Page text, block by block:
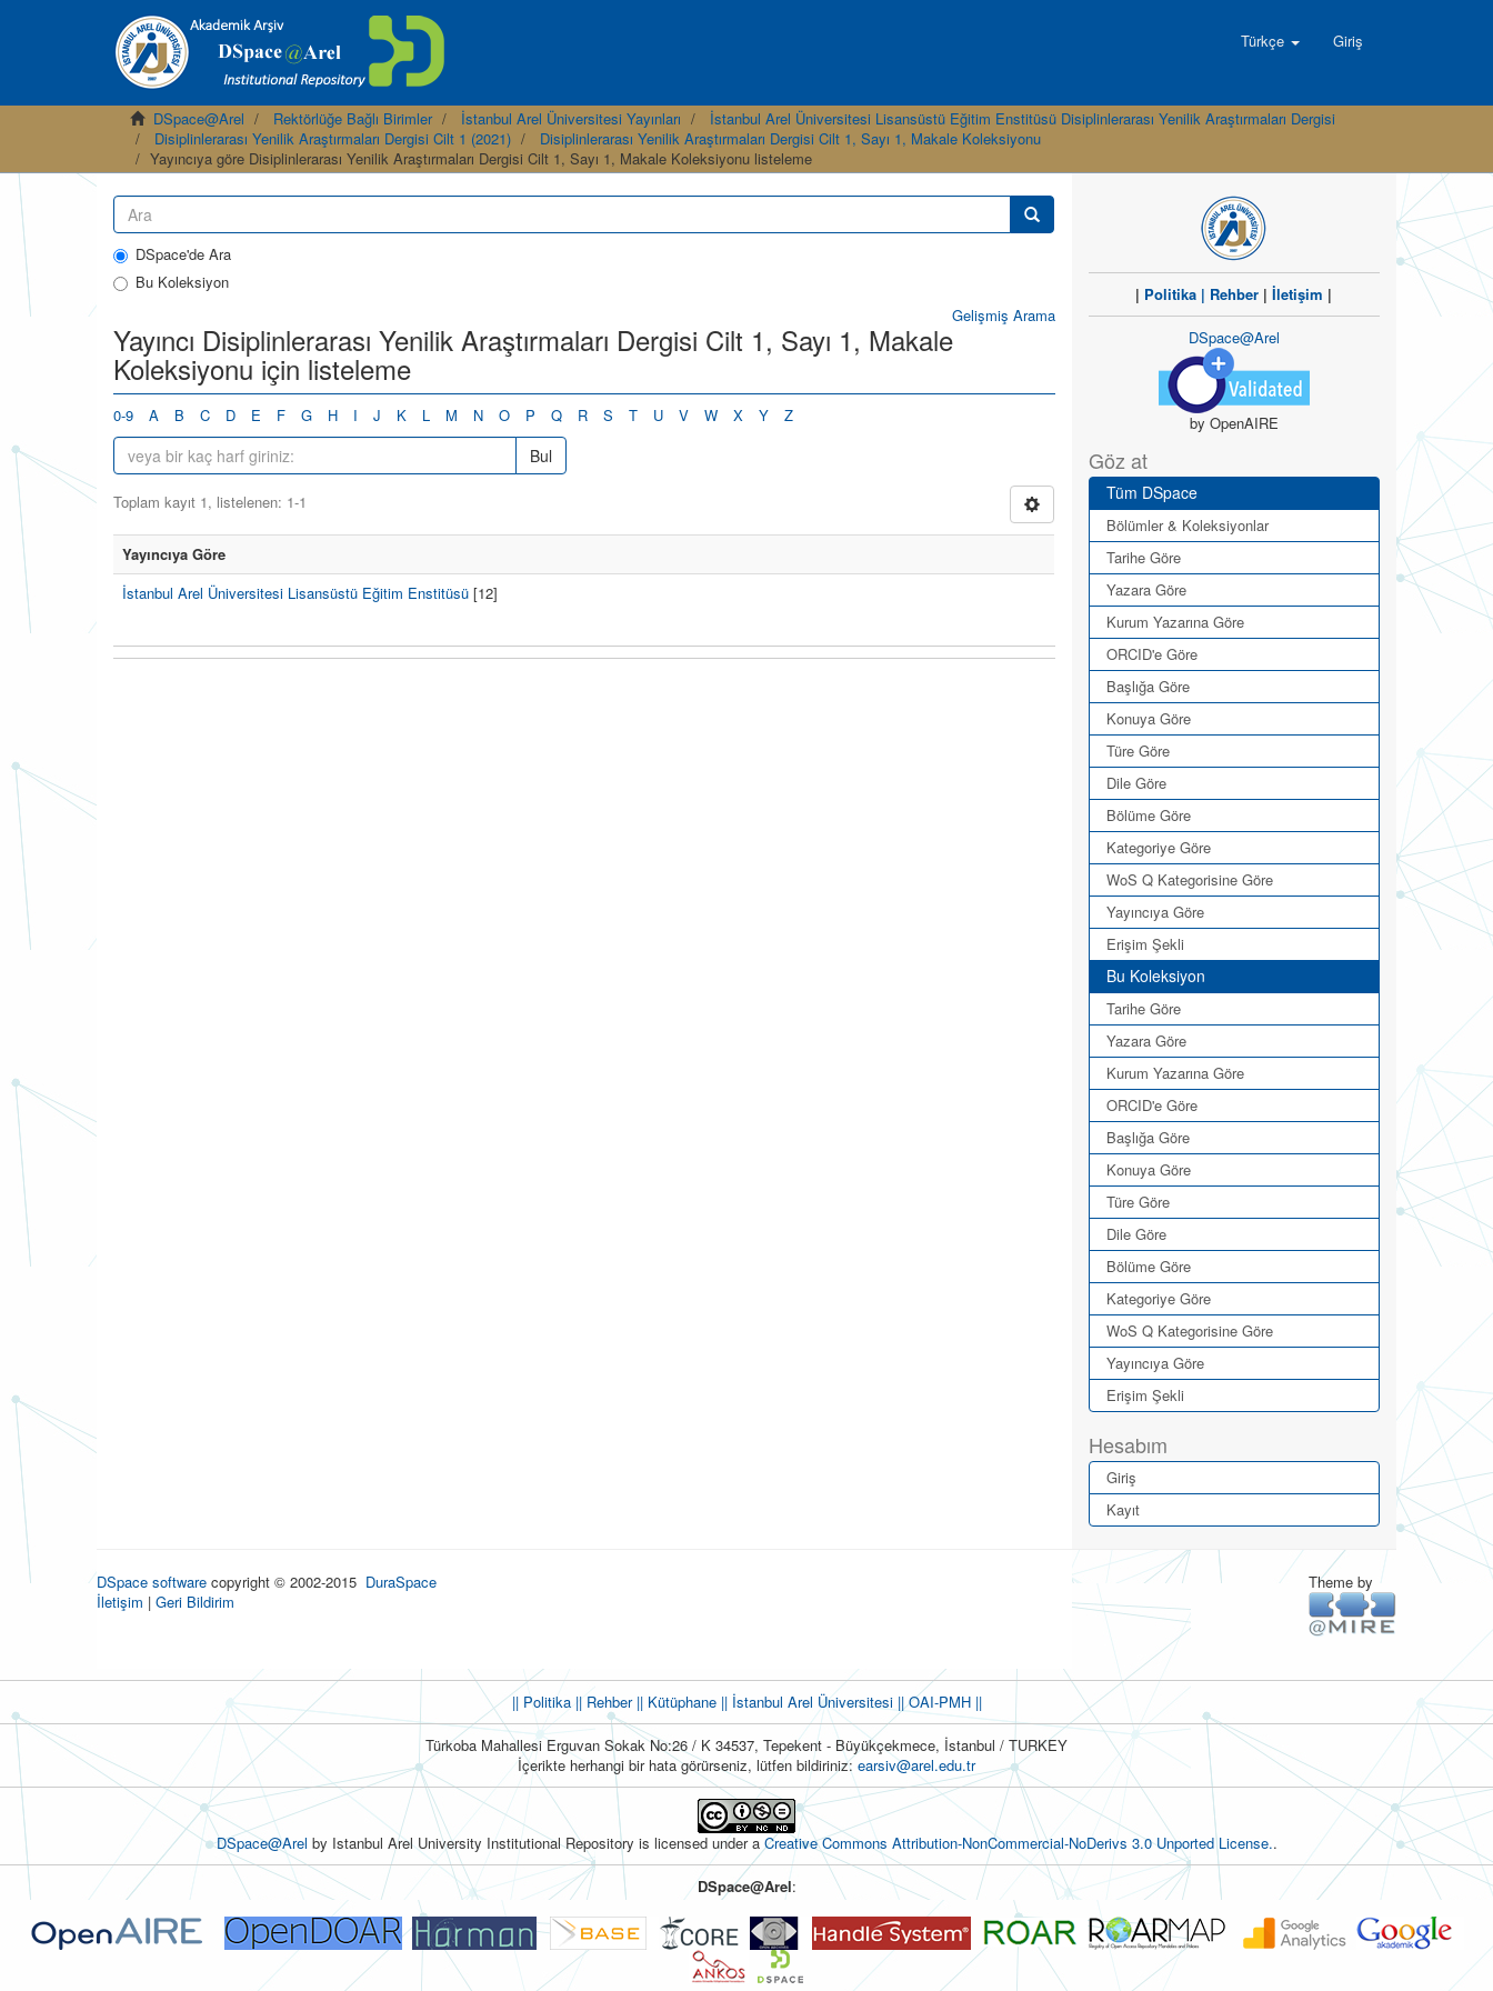
Türkçe Giriş
DSpace@Arel Rektörlüğe Bağlı Birimler İstanbul Arel Üniversitesi Yayınları
İstanbul Arel Üniversitesi Lisansüstü Eğitim Enstitüsü Disiplinlerarası Yenilik Araştırmaları Dergisi
Disiplinlerarası Yenilik Araştırmaları Dergisi Cilt 1 (2021)
Disiplinlerarası Yenilik Araştırmaları Dergisi Cilt 1, Sayı 1, Makale Koleksiyonu
Yayıncıya göre Disiplinlerarası Yenilik Araştırmaları Dergisi Cilt 1, Sayı 1, Makale Koleksiyonu listeleme
DSpace'de Ara
Bu Koleksiyon
Gelişmiş Arama
Yayıncı Disiplinlerarası Yenilik Araştırmaları Dergisi Cilt 1, Sayı 1, Makale
Koleksiyonu için listeleme
0-9 A B C D E F G H I J K L M N O P Q R S T U V W X Y Z
Bul
Toplam kayıt 1, listelenen: 1-1
Yayıncıya Göre
İstanbul Arel Üniversitesi Lisansüstü Eğitim Enstitüsü [12]
| Politika | Rehber |İletişim |
DSpace@Arel
by OpenAIRE
Göz at
Tüm DSpace
Bölümler & Koleksiyonlar
Tarihe Göre
Yazara Göre
Kurum Yazarına Göre
ORCID'e Göre
Başlığa Göre
Konuya Göre
Türe Göre
Dile Göre
Bölüme Göre
Kategoriye Göre
WoS Q Kategorisine Göre
Yayıncıya Göre
Erişim Şekli
Bu Koleksiyon
Tarihe Göre
Yazara Göre
Kurum Yazarına Göre
ORCID'e Göre
Başlığa Göre
Konuya Göre
Türe Göre
Dile Göre
Bölüme Göre
Kategoriye Göre
WoS Q Kategorisine Göre
Yayıncıya Göre
Erişim Şekli
Hesabım
Giriş
Kayıt
DSpace software copyright © 2002-2015 DuraSpace
İletişim | Geri Bildirim
Theme by
|| Politika|| Rehber|| Kütüphane|| İstanbul Arel Üniversitesi ||OAI-PMH ||
Türkoba Mahallesi Erguvan Sokak No:26 / K 34537, Tepekent - Büyükçekmece, İstanbul / TURKEY
İçerikte herhangi bir hata görürseniz, lütfen bildiriniz: earsiv@arel.edu.tr
DSpace@Arel by Istanbul Arel University Institutional Repository is licensed under a Creative Commons Attribution-NonCommercial-NoDerivs 3.0 Unported License..
DSpace@Arel: